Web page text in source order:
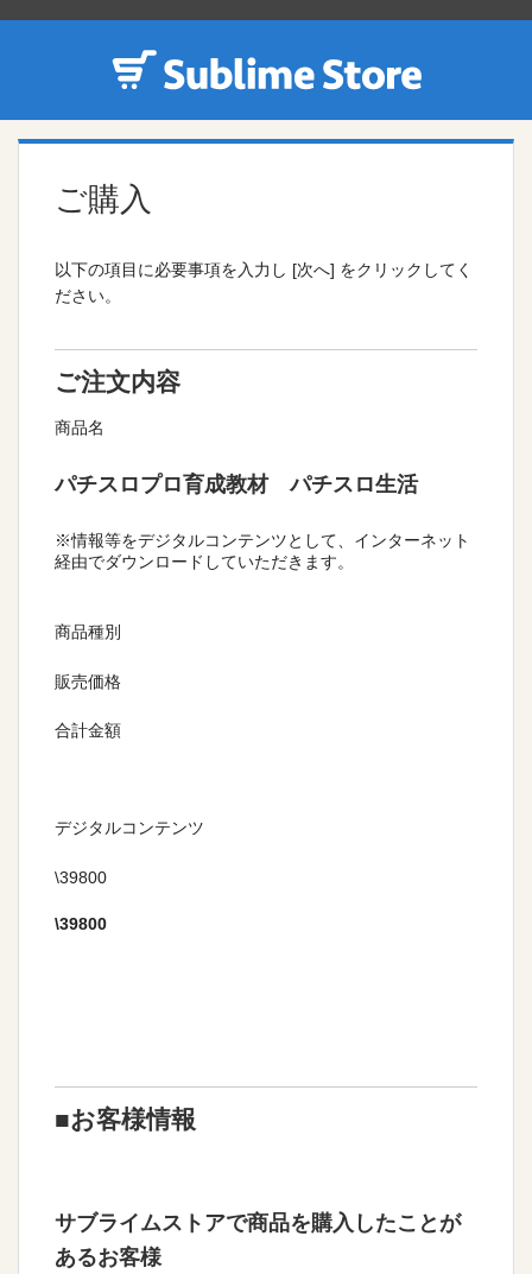
ご購入
以下の項目に必要事項を入力し [次へ] をクリックしてく
ださい。
ご注文内容
商品名
パチスロプロ育成教材 パチスロ生活
※情報等をデジタルコンテンツとして、インターネット
経由でダウンロードしていただきます。
商品種別
販売価格
合計金額
デジタルコンテンツ
\39800
\39800
■お客様情報
サブライムストアで商品を購入したことが
あるお客様